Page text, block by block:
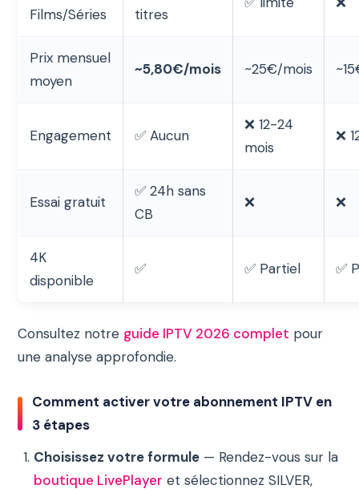
Films/Séries
titres
Prix mensuel
moyen
~5,80€/mois ~25€/mois
Engagement ✅ Aucun
❌ 12-24
mois
❌
Essai gratuit
✅ 24h sans
CB
❌ ❌
4K
disponible
✅ ✅ Partiel ✅
Consultez notre guide IPTV 2026 complet pour
une analyse approfondie.
Comment activer votre abonnement IPTV en
3 étapes
Choisissez votre formule — Rendez-vous sur la
boutique LivePlayer et sélectionnez SILVER,